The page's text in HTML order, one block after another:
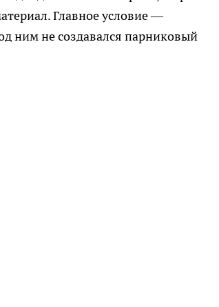
Главное условие —
ним не создавался парниковый